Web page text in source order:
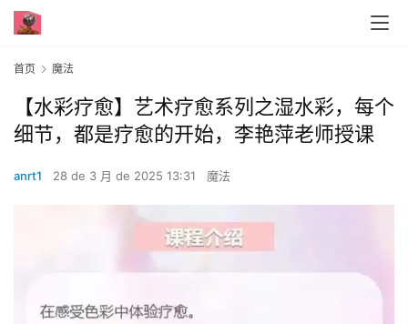
首页 魔法
【水彩‬疗愈】艺术疗愈系列‬之湿水彩，每个‬
细节，都是疗愈‬的开始，李艳萍老师授课 ​​​
anrt1 28 de 3 月 de 2025 13:31 魔法